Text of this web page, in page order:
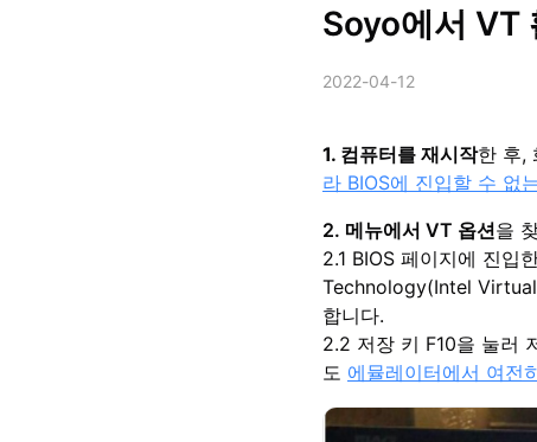
Soyo에서 VT
2022-04-12
1. 컴퓨터를 재시작한 후,
라 BIOS에 진입할 수 없
2. 메뉴에서 VT 옵션을
2.1 BIOS 페이지에 진
Technology(Intel
합니다.
2.2 저장 키 F10을 눌러
도 에뮬레이터에서 여전